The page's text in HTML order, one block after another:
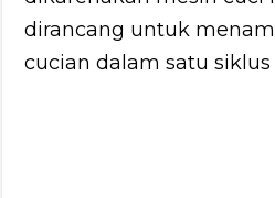
dirancang untuk
cucian dalam satu siklus